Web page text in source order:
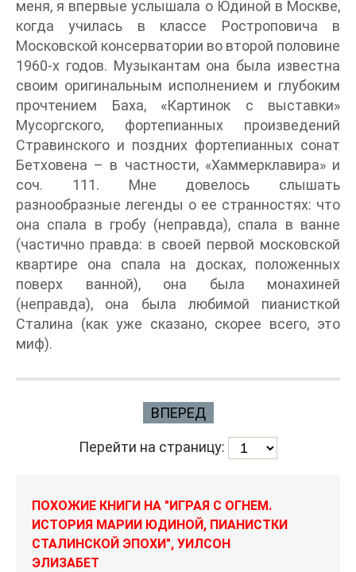
меня, я впервые услышала о Юдиной в Москве,
когда училась в классе Ростроповича в
Московской консерватории во второй половине
1960-х годов. Музыкантам она была известна
своим оригинальным исполнением и глубоким
прочтением Баха, «Картинок с выставки»
Мусоргского, фортепианных произведений
Стравинского и поздних фортепианных сонат
Бетховена – в частности, «Хаммерклавира» и
соч. 111. Мне довелось слышать
разнообразные легенды о ее странностях: что
она спала в гробу (неправда), спала в ванне
(частично правда: в своей первой московской
квартире она спала на досках, положенных
поверх ванной), она была монахиней
(неправда), она была любимой пианисткой
Сталина (как уже сказано, скорее всего, это
миф).
ВПЕРЕД
Перейти на страницу:
ПОХОЖИЕ КНИГИ НА "ИГРАЯ С ОГНЕМ.
ИСТОРИЯ МАРИИ ЮДИНОЙ, ПИАНИСТКИ
СТАЛИНСКОЙ ЭПОХИ", УИЛСОН
ЭЛИЗАБЕТ